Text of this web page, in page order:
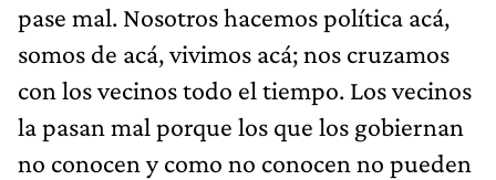
pase mal. Nosotros hacemos política acá,
somos de acá, vivimos acá; nos cruzamos
con los vecinos todo el tiempo. Los vecinos
la pasan mal porque los que los gobiernan
no conocen y como no conocen no pueden